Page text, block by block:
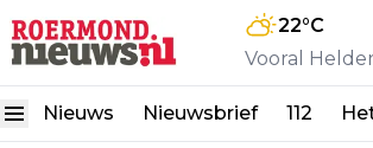
22°C
Vooral Helder
Nieuws Nieuwsbrief 112